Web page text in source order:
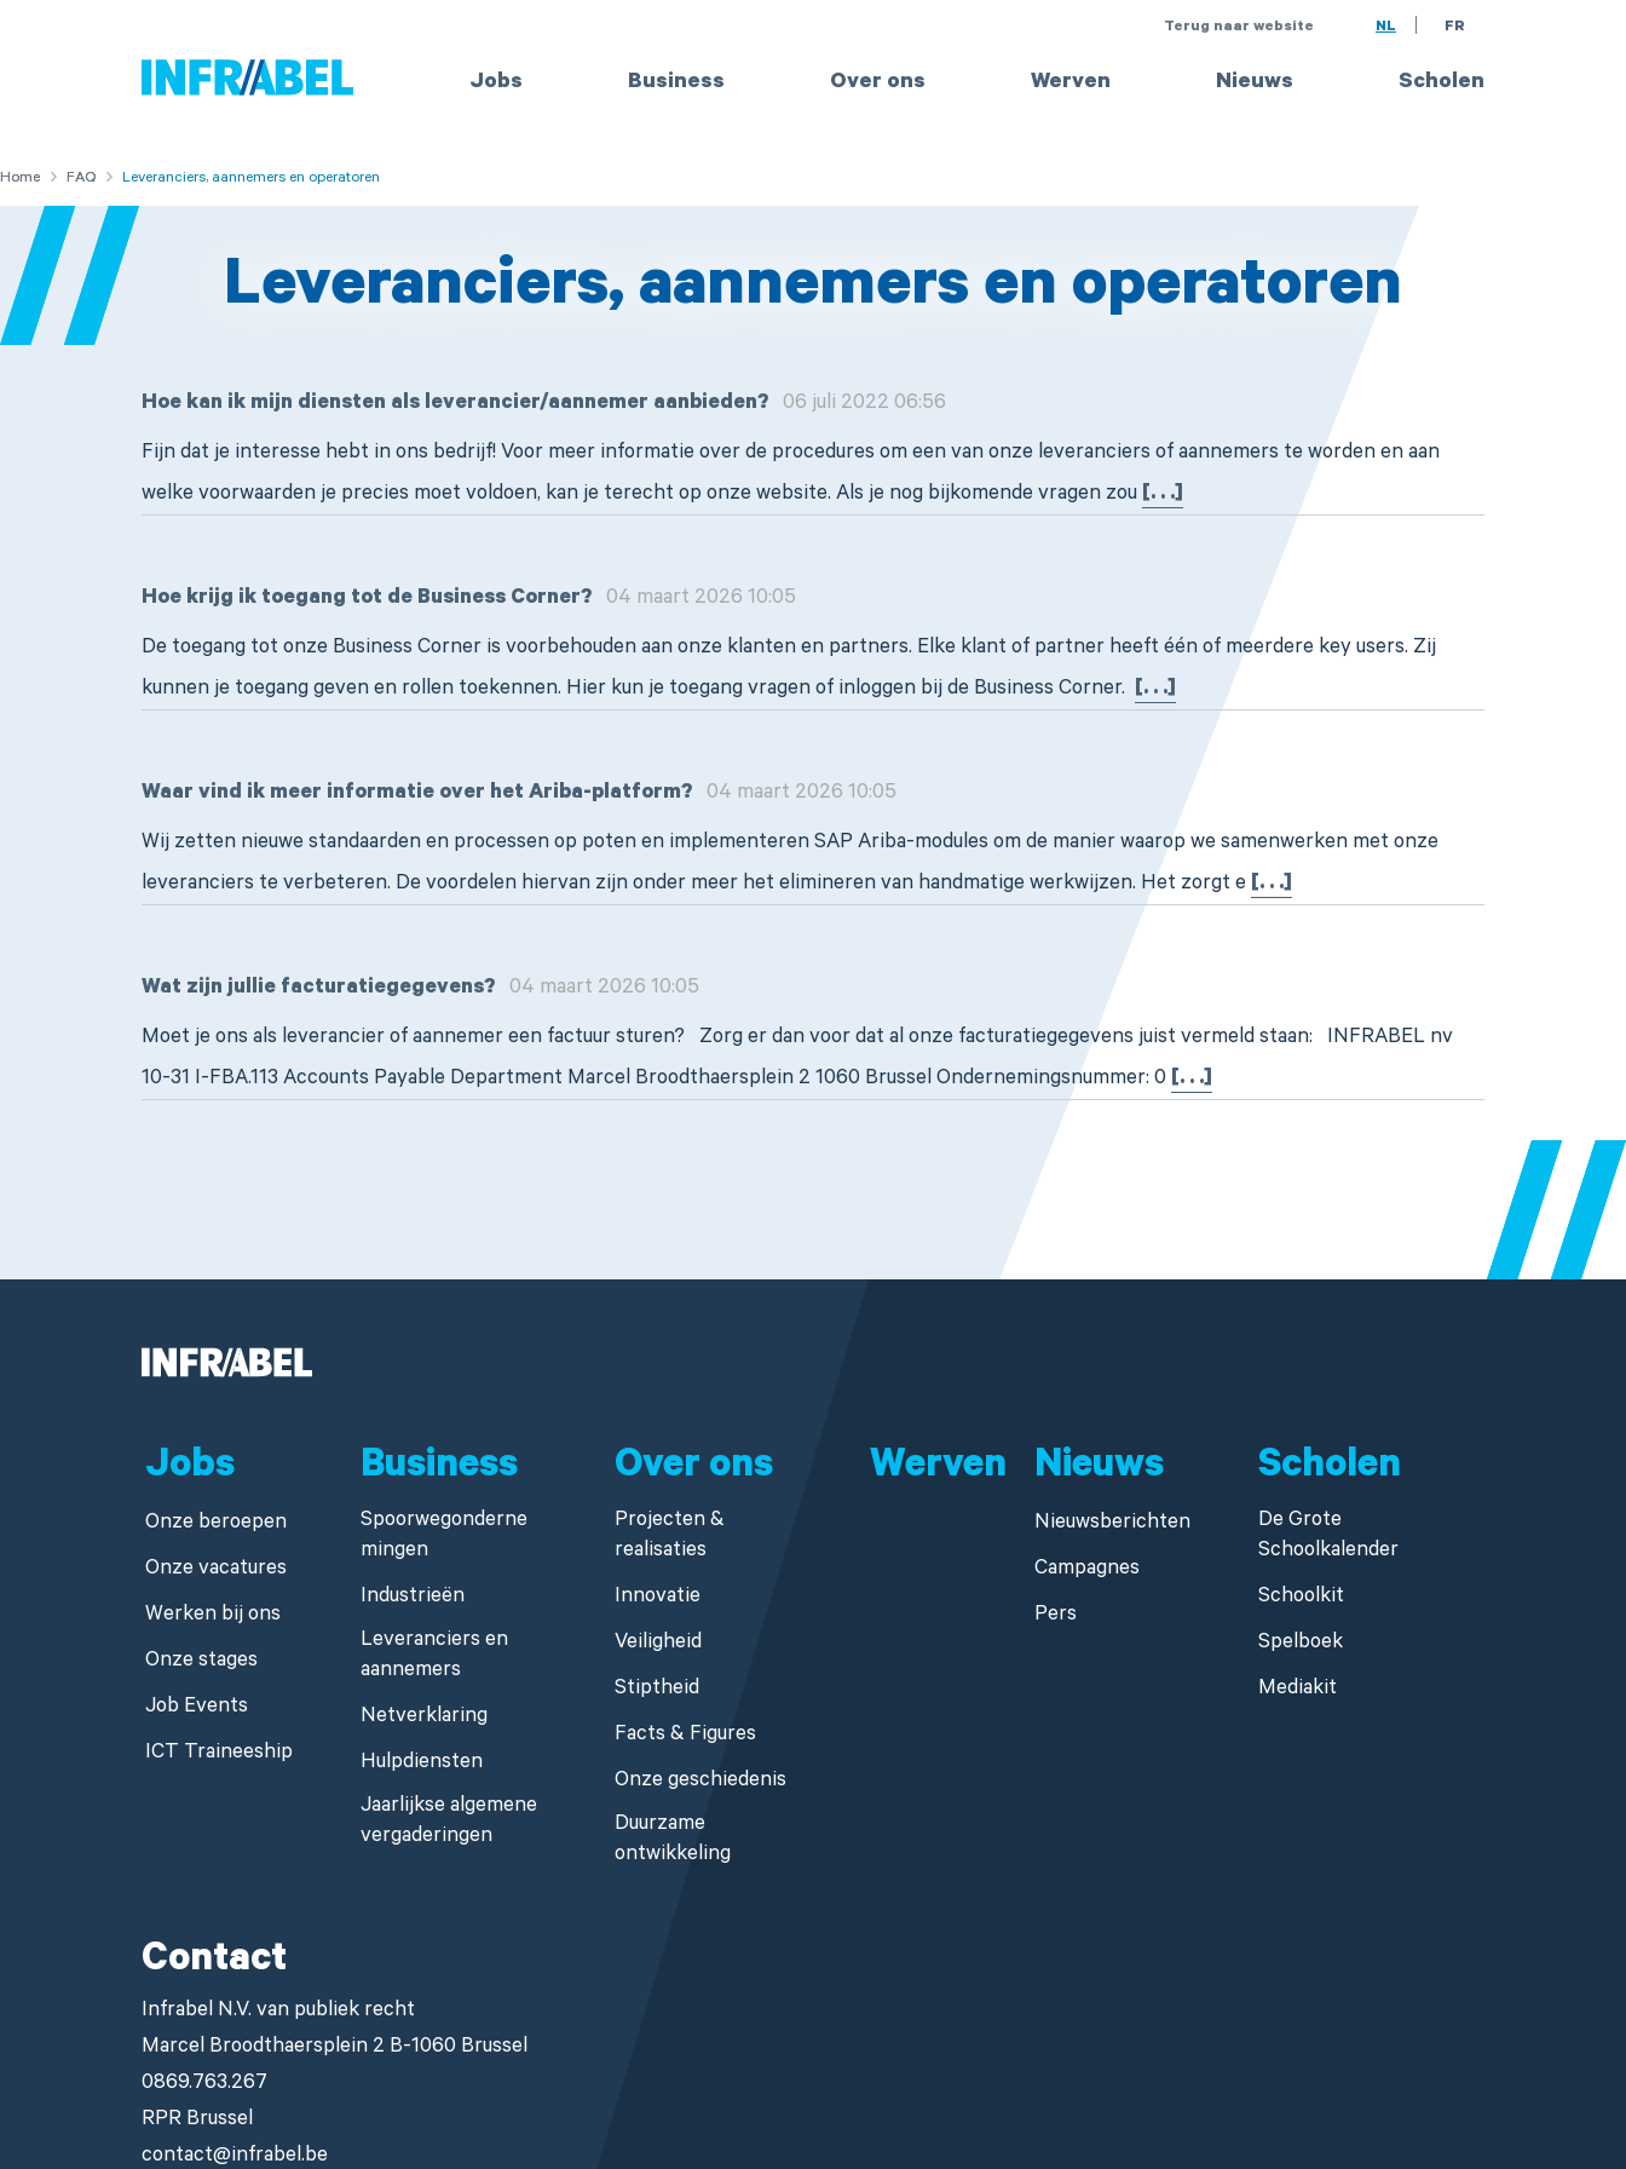
Home
Terug naar website NL FR
Jobs Business Over ons Werven Nieuws Scholen
Home FAQ
Home FAQ Leveranciers, aannemers en operatoren
Leveranciers, aannemers en operatoren
Hoe kan ik mijn diensten als leverancier/aannemer aanbieden? 06 juli 2022 06:56
Fijn dat je interesse hebt in ons bedrijf! Voor meer informatie over de procedures om een van onze leveranciers of aannemers te worden en aan
welke voorwaarden je precies moet voldoen, kan je terecht op onze website. Als je nog bijkomende vragen zou [. . .]
Hoe krijg ik toegang tot de Business Corner? 04 maart 2026 10:05
De toegang tot onze Business Corner is voorbehouden aan onze klanten en partners. Elke klant of partner heeft één of meerdere key users. Zij
kunnen je toegang geven en rollen toekennen. Hier kun je toegang vragen of inloggen bij de Business Corner. [. . .]
Waar vind ik meer informatie over het Ariba-platform? 04 maart 2026 10:05
Wij zetten nieuwe standaarden en processen op poten en implementeren SAP Ariba-modules om de manier waarop we samenwerken met onze
leveranciers te verbeteren. De voordelen hiervan zijn onder meer het elimineren van handmatige werkwijzen. Het zorgt e [. . .]
Wat zijn jullie facturatiegegevens? 04 maart 2026 10:05
Moet je ons als leverancier of aannemer een factuur sturen? Zorg er dan voor dat al onze facturatiegegevens juist vermeld staan: INFRABEL nv
10-31 I-FBA.113 Accounts Payable Department Marcel Broodthaersplein 2 1060 Brussel Ondernemingsnummer: 0 [. . .]
Jobs
Onze beroepen
Onze vacatures
Werken bij ons
Onze stages
Job Events
ICT Traineeship
Business
Spoorwegonderne
mingen
Industrieën
Leveranciers en
aannemers
Netverklaring
Hulpdiensten
Jaarlijkse algemene
vergaderingen
Over ons
Projecten &
realisaties
Innovatie
Veiligheid
Stiptheid
Facts & Figures
Onze geschiedenis
Duurzame
ontwikkeling
Werven Nieuws
Nieuwsberichten
Campagnes
Pers
Scholen
De Grote
Schoolkalender
Schoolkit
Spelboek
Mediakit
Contact
Infrabel N.V. van publiek recht
Marcel Broodthaersplein 2 B-1060 Brussel
0869.763.267
RPR Brussel
contact@infrabel.be